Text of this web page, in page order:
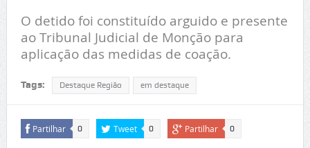
O detido foi constituído arguido e presente
ao Tribunal Judicial de Monção para
aplicação das medidas de coação.
Tags: Destaque Região em destaque
Partilhar 0 Tweet 0 Partilhar 0